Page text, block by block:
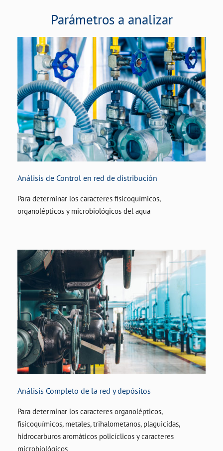
Parámetros a analizar
Análisis de Control en red de distribución
Para determinar los caracteres fisicoquímicos,
organolépticos y microbiológicos del agua
Análisis Completo de la red y depósitos
Para determinar los caracteres organolépticos,
fisicoquímicos, metales, trihalometanos, plaguicidas,
hidrocarburos aromáticos policíclicos y caracteres
microbiológicos